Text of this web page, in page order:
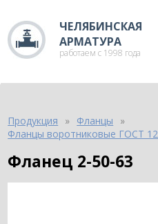
ЧЕЛЯБИНСКАЯ
АРМАТУРА
работаем с 1998 года
Продукция
Фланцы
Фланцы воротниковые ГОСТ
Фланец 2-50-63